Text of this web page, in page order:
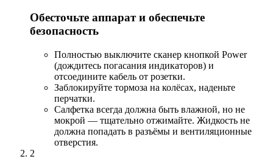
Обесточьте аппарат и обеспечьте
безопасность
Полностью выключите сканер кнопкой Power
(дождитесь погасания индикаторов) и
отсоедините кабель от розетки.
Заблокируйте тормоза на колёсах, наденьте
перчатки.
Салфетка всегда должна быть влажной, но не
мокрой — тщательно отжимайте. Жидкость не
должна попадать в разъёмы и вентиляционные
отверстия.
2